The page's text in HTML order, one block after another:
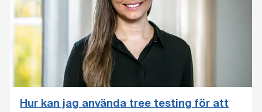
Hur kan jag använda tree testing för att